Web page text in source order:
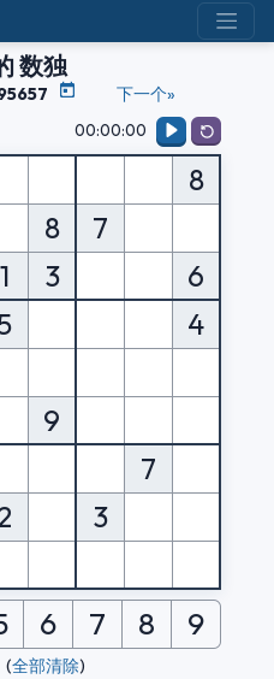
数独
下一个»
00:00:00
8
8
7
1 3
6
4
9
7
3
6 7 8 9
(全部清除)